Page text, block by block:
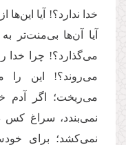
خدا ندارد؟! آیا
آیا آن‌ها بی‌منت‌تر
مى‌‌گذارد؟! چرا خدا
مى‌‌روند؟! این
مى‌‌ریخت؛ اگر آدم
نمى‌‌بندد، سراغ
نمى‌‌كشد؛ براى